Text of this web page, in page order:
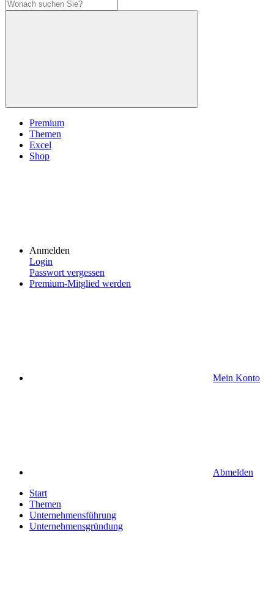
Premium
Themen
Excel
Shop
Anmelden
Login
Passwort vergessen
Premium-Mitglied werden
Mein Konto
Abmelden
Start
Themen
Unternehmensführung
Unternehmensgründung